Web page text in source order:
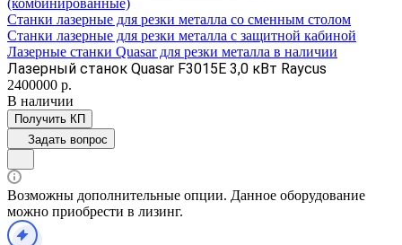
Станки лазерные для резки металла со сменным столом
Станки лазерные для резки металла с защитной кабиной
Лазерные станки Quasar для резки металла в наличии
Лазерный станок Quasar F3015E 3,0 кВт Raycus
2400000 р.
В наличии
Получить КП
Задать вопрос
Возможны дополнительные опции. Данное оборудование
можно приобрести в лизинг.